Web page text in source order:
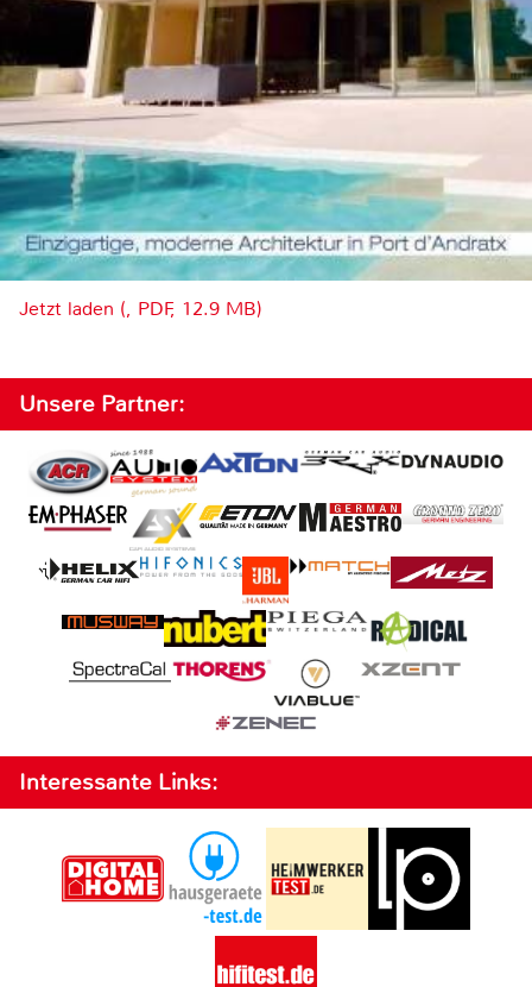
Jetzt laden (, PDF, 12.9 MB)
Unsere Partner:
Interessante Links: